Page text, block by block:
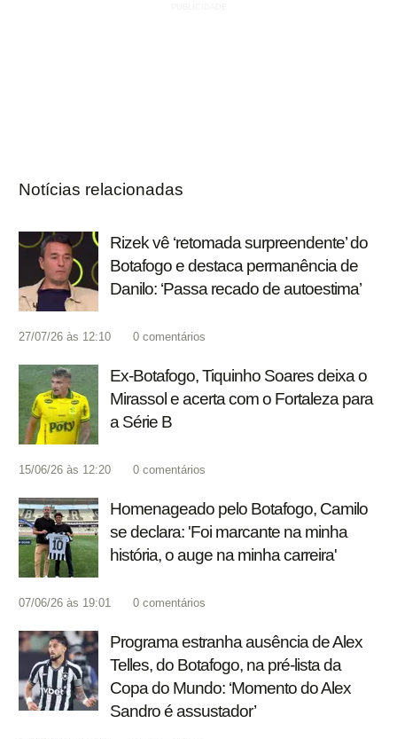
Notícias relacionadas
Rizek vê ‘retomada surpreendente’ do
Botafogo e destaca permanência de
Danilo: ‘Passa recado de autoestima’
27/07/26 às 12:10 0 comentários
Ex-Botafogo, Tiquinho Soares deixa o
Mirassol e acerta com o Fortaleza para
a Série B
15/06/26 às 12:20 0 comentários
Homenageado pelo Botafogo, Camilo
se declara: 'Foi marcante na minha
história, o auge na minha carreira'
07/06/26 às 19:01 0 comentários
Programa estranha ausência de Alex
Telles, do Botafogo, na pré-lista da
Copa do Mundo: ‘Momento do Alex
Sandro é assustador’